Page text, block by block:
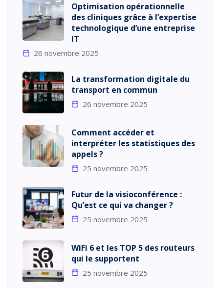
Optimisation opérationnelle
des cliniques grâce à l’expertise
technologique d’une entreprise
IT
26 novembre 2025
La transformation digitale du
transport en commun
26 novembre 2025
Comment accéder et
interpréter les statistiques des
appels ?
25 novembre 2025
Futur de la visioconférence :
Qu’est ce qui va changer ?
25 novembre 2025
WiFi 6 et les TOP 5 des routeurs
qui le supportent
25 novembre 2025